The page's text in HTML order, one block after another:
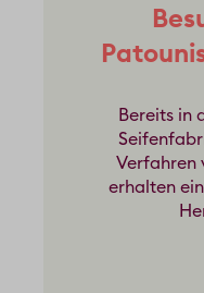
Bereits in
Verfahren
erhalten